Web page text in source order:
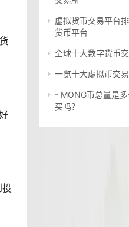
虚拟货币交易平台
货币平台
全球十大数字货币
一览十大虚拟币交
- MONG币总量是
买吗？